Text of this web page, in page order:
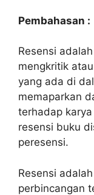
Pembahasan :
Resensi
mengkritik
yang ada di
memaparkan
terhadap
resensi buku
peresensi.
Resensi
perbincangan